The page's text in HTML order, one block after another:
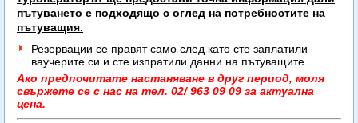
пътуването е подходящо с оглед на потребностите на
пътуващия.
Резервации се правят само след като сте заплатили
ваучерите си и сте изпратили данни на пътуващите.
Ако предпочитате настаняване в друг период, моля
свържете се с нас на тел. 02/ 963 09 09 за актуална
цена.